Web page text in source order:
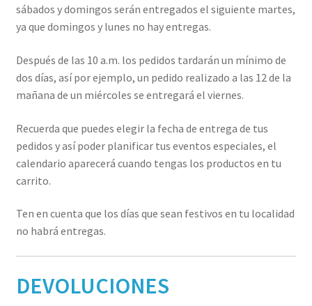
sábados y domingos serán entregados el siguiente martes,
ya que domingos y lunes no hay entregas.
Después de las 10 a.m. los pedidos tardarán un mínimo de
dos días, así por ejemplo, un pedido realizado a las 12 de la
mañana de un miércoles se entregará el viernes.
Recuerda que puedes elegir la fecha de entrega de tus
pedidos y así poder planificar tus eventos especiales, el
calendario aparecerá cuando tengas los productos en tu
carrito.
Ten en cuenta que los días que sean festivos en tu localidad
no habrá entregas.
DEVOLUCIONES